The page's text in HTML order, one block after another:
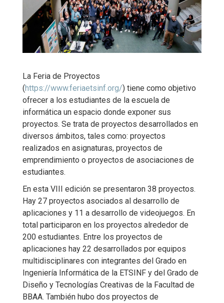
La Feria de Proyectos
(https://www.feriaetsinf.org/) tiene como objetivo
ofrecer a los estudiantes de la escuela de
informática un espacio donde exponer sus
proyectos. Se trata de proyectos desarrollados en
diversos ámbitos, tales como: proyectos
realizados en asignaturas, proyectos de
emprendimiento o proyectos de asociaciones de
estudiantes.
En esta VIII edición se presentaron 38 proyectos.
Hay 27 proyectos asociados al desarrollo de
aplicaciones y 11 a desarrollo de videojuegos. En
total participaron en los proyectos alrededor de
200 estudiantes. Entre los proyectos de
aplicaciones hay 22 desarrollados por equipos
multidisciplinares con integrantes del Grado en
Ingeniería Informática de la ETSINF y del Grado de
Diseño y Tecnologías Creativas de la Facultad de
BBAA. También hubo dos proyectos de